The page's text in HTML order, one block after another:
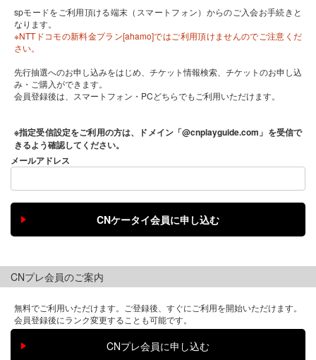
spモードをご利用頂ける端末（スマートフォン）からのご入会お手続きと
なります。
※NTTドコモの新料金プラン[ahamo]ではご利用頂けませんのでご注意くだ
さい。
先行抽選へのお申し込みをはじめ、チケット情報検索、チケットのお申し込
み・ご購入ができます。
会員登録後は、スマートフォン・PCどちらでもご利用いただけます。
※指定受信設定をご利用の方は、ドメイン「@cnplayguide.com」を受信で
きるよう確認してください。
メールアドレス
CNプレ会員のご案内
無料でご利用いただけます。ご登録後、すぐにご利用を開始いただけます。
会員登録後にランク変更することも可能です。